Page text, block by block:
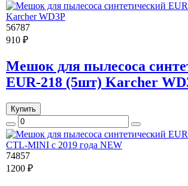
56787
910 ₽
Мешок для пылесоса
EUR-218 (5шт) Karcher
Купить
74857
1200 ₽